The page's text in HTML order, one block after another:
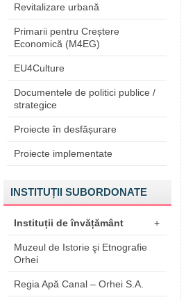
Revitalizare urbană
Primarii pentru Creștere
Economică (M4EG)
EU4Culture
Documentele de politici publice /
strategice
Proiecte în desfășurare
Proiecte implementate
INSTITUȚII SUBORDONATE
Instituții de învățământ +
Muzeul de Istorie şi Etnografie
Orhei
Regia Apă Canal – Orhei S.A.